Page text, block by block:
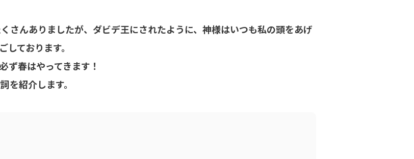
さんありましたが、ダビデ王にされたように、神様はいつも私の頭をあげ
ております。
ず春はやってきます！
を紹介します。